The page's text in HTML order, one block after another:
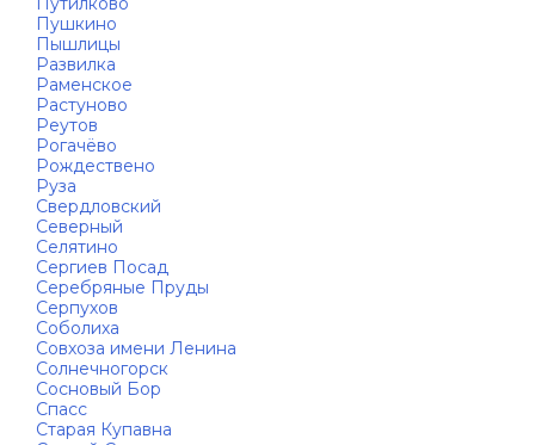
Пушкино
Пышлицы
Развилка
Раменское
Растуново
Реутов
Рогачёво
Рождествено
Руза
Свердловский
Северный
Селятино
Сергиев Посад
Серебряные Пруды
Серпухов
Соболиха
Совхоза имени Ленина
Солнечногорск
Сосновый Бор
Спасс
Старая Купавна